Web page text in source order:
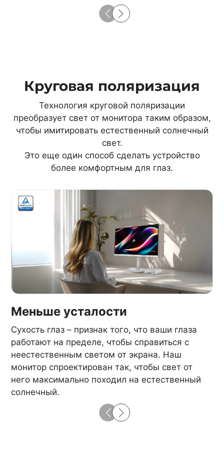
Круговая поляризация
Технология круговой поляризации
преобразует свет от монитора таким образом,
чтобы имитировать естественный солнечный
свет.
Это еще один способ сделать устройство
более комфортным для глаз.
Меньше усталости
Сухость глаз – признак того, что ваши глаза
работают на пределе, чтобы справиться с
неестественным светом от экрана. Наш
монитор спроектирован так, чтобы свет от
него максимально походил на естественный
солнечный.